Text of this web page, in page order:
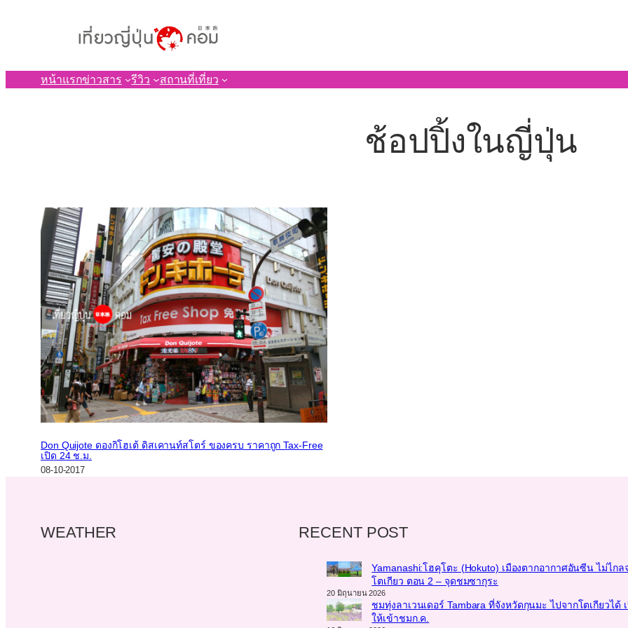
หน้าแรกข่าวสาร รีวิว สถานที่เที่ยว
ช้อปปิ้งในญี่ปุ่น
Don Quijote ดองกิโฮเต้ ดิสเคานท์สโตร์ ของครบ ราคาถูก Tax-Free
เปิด 24 ช.ม.
08-10-2017
WEATHER RECENT POST
Yamanashi:โฮคุโตะ (Hokuto) เมืองตากอากาศอันซีน ไม่ไกล
โตเกียว ตอน 2 – จุดชมซากุระ
20 มิถุนายน 2026
ชมทุ่งลาเวนเดอร์ Tambara ที่จังหวัดกุนมะ ไปจากโตเกียวได้
ให้เข้าชมก.ค.